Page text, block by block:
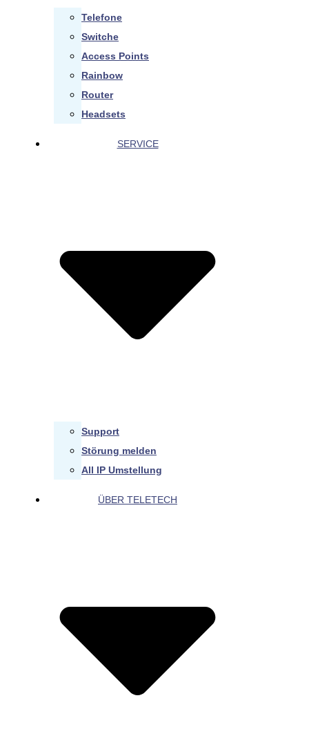
Telefone
Switche
Access Points
Rainbow
Router
Headsets
SERVICE
Support
Störung melden
All IP Umstellung
ÜBER TELETECH